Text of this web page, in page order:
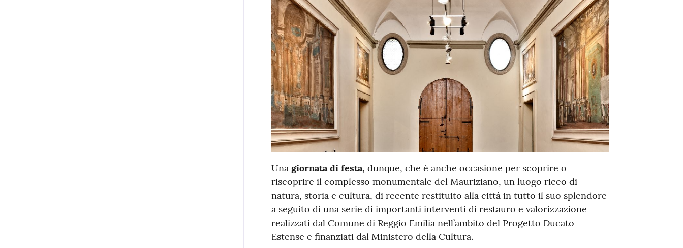
Una giornata di festa, dunque, che è anche occasione per scoprire o
riscoprire il complesso monumentale del Mauriziano, un luogo ricco di
natura, storia e cultura, di recente restituito alla città in tutto il suo splendore
a seguito di una serie di importanti interventi di restauro e valorizzazione
realizzati dal Comune di Reggio Emilia nell’ambito del Progetto Ducato
Estense e finanziati dal Ministero della Cultura.